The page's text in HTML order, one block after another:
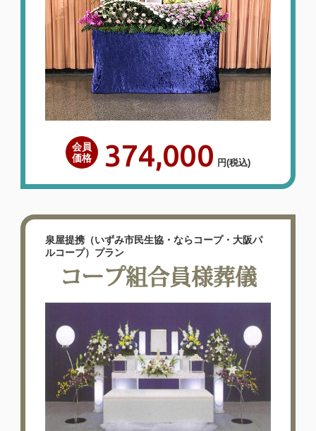
会員
価格
374,000 円(税込)
泉屋提携（いずみ市民生協・ならコープ・大阪パ
ルコープ）プラン
コープ組合員様葬儀